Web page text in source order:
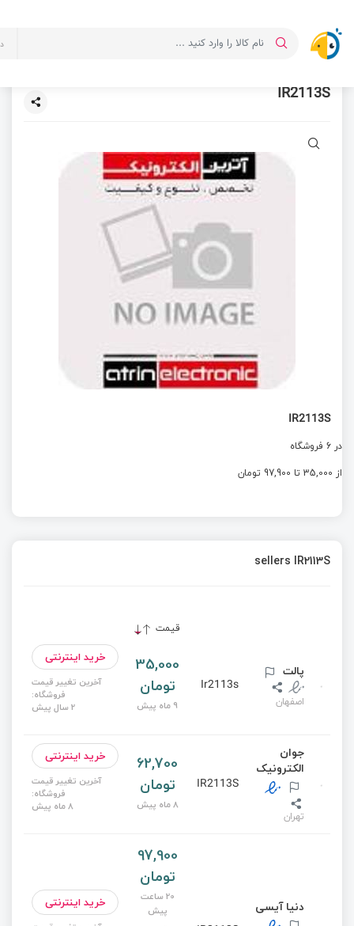
IR2113S
IR2113S
در 6 فروشگاه
از 35,000 تا 97,900 تومان
sellers IR2113S
قیمت
پالت
اصفهان
Ir2113s
35,000
تومان
9 ماه پیش
خرید اینترنتی
آخرین تغییر قیمت
فروشگاه:
2 سال پیش
جوان
الکترونیک
تهران
IR2113S
62,700
تومان
8 ماه پیش
خرید اینترنتی
آخرین تغییر قیمت
فروشگاه:
8 ماه پیش
دنیا آیسی
97,900
تومان
20 ساعت
پیش
خرید اینترنتی